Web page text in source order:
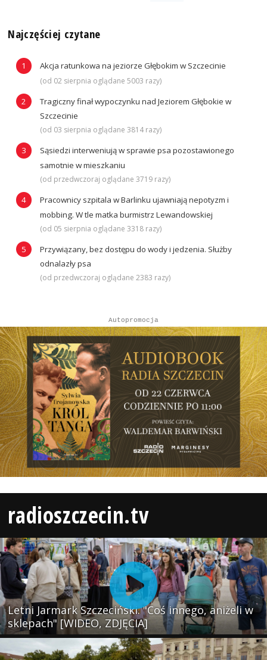
Najczęściej czytane
Akcja ratunkowa na jeziorze Głębokim w Szczecinie
(od 02 sierpnia oglądane 5003 razy)
Tragiczny finał wypoczynku nad Jeziorem Głębokie w
Szczecinie
(od 03 sierpnia oglądane 3814 razy)
Sąsiedzi interweniują w sprawie psa pozostawionego
samotnie w mieszkaniu
(od przedwczoraj oglądane 3719 razy)
Pracownicy szpitala w Barlinku ujawniają nepotyzm i
mobbing. W tle matka burmistrz Lewandowskiej
(od 05 sierpnia oglądane 3318 razy)
Przywiązany, bez dostępu do wody i jedzenia. Służby
odnalazły psa
(od przedwczoraj oglądane 2383 razy)
Autopromocja
radioszczecin.tv
Letni Jarmark Szczeciński. "Coś innego, aniżeli w
sklepach" [WIDEO, ZDJĘCIA]